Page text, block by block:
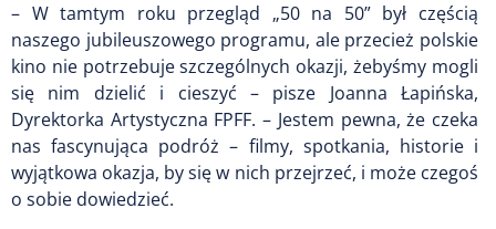
– W tamtym roku przegląd „50 na 50” był częścią
naszego jubileuszowego programu, ale przecież polskie
kino nie potrzebuje szczególnych okazji, żebyśmy mogli
się nim dzielić i cieszyć – pisze Joanna Łapińska,
Dyrektorka Artystyczna FPFF. – Jestem pewna, że czeka
nas fascynująca podróż – filmy, spotkania, historie i
wyjątkowa okazja, by się w nich przejrzeć, i może czegoś
o sobie dowiedzieć.